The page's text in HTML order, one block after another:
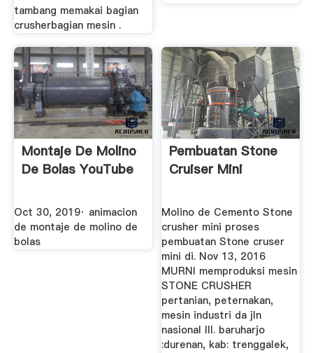
tambang memakai bagian
crusherbagian mesin .
Montaje De Molino
De Bolas YouTube
Oct 30, 2019· animacion
de montaje de molino de
bolas
Pembuatan Stone
Cruiser Mini
Molino de Cemento Stone
crusher mini proses
pembuatan Stone cruser
mini di. Nov 13, 2016
MURNI memproduksi mesin
STONE CRUSHER
pertanian, peternakan,
mesin industri da jln
nasional III. baruharjo
:durenan, kab: trenggalek,